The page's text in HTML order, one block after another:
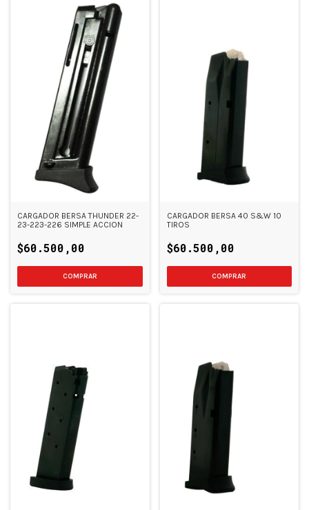
CARGADOR BERSA THUNDER 22-
23-223-226 SIMPLE ACCION
$60.500,00
CARGADOR BERSA 40 S&W 10
TIROS
$60.500,00